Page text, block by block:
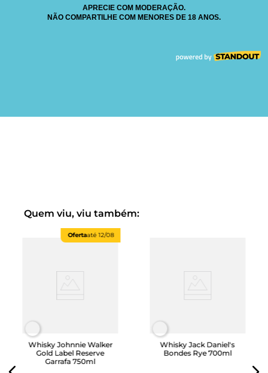
Quem viu, viu também:
Ofertaaté12/08
Whisky Johnnie Walker
Gold Label Reserve
Garrafa 750ml
Whisky Jack Daniel's
Bondes Rye 700ml